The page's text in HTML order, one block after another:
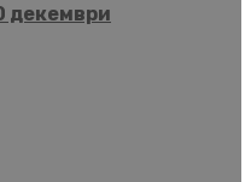
декември